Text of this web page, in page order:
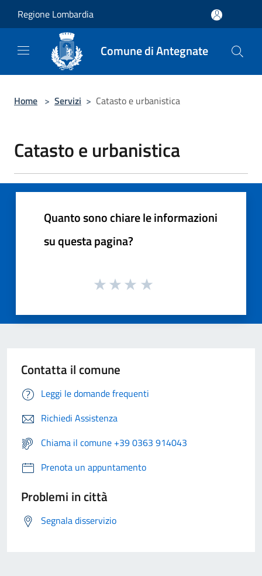
Regione Lombardia
Comune di Antegnate
Home > Servizi > Catasto e urbanistica
Catasto e urbanistica
Quanto sono chiare le informazioni
su questa pagina?
Contatta il comune
Leggi le domande frequenti
Richiedi Assistenza
Chiama il comune +39 0363 914043
Prenota un appuntamento
Problemi in città
Segnala disservizio